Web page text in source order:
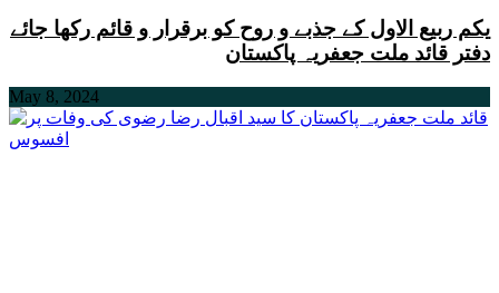
یکم ربیع الاول کے جذبے و روح کو برقرار و قائم رکھا جائے
دفتر قائد ملت جعفریہ پاکستان
May 8, 2024